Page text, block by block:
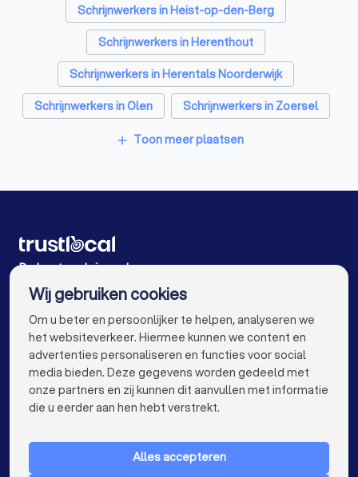
Warmtepomp installateurs in Vorselaar
Badkamer installateurs in Vorselaar
Glashandels in Vorselaar
EPC-keurders in Vorselaar
Klusjesmannen in Vorselaar
Schrijnwerkers in Heist-op-den-Berg
Schrijnwerkers in Herenthout
Schrijnwerkers in Herentals Noorderwijk
Schrijnwerkers in Olen
Schrijnwerkers in Zoersel
Schrijnwerkers in Lille Gierle
Schrijnwerkers in Schilde
Schrijnwerkers in Antwerpen
Schrijnwerkers in Gent
Schrijnwerkers in Brugge
Schrijnwerkers in Leuven
Schrijnwerkers in Aalst
Schrijnwerkers in Mechelen
Schrijnwerkers in Kortrijk
Schrijnwerkers in Hasselt
Schrijnwerkers in Genk
Schrijnwerkers in Roeselare
add Toon meer plaatsen
De beste schrijnwerkers voor u
VOOR PARTICULIEREN keyboard_arrow_down
Wij gebruiken cookies
Om u beter en persoonlijker te helpen, analyseren we
het websiteverkeer. Hiermee kunnen we content en
advertenties personaliseren en functies voor social
media bieden. Deze gegevens worden gedeeld met
onze partners en zij kunnen dit aanvullen met informatie
die u eerder aan hen hebt verstrekt.
Alles accepteren